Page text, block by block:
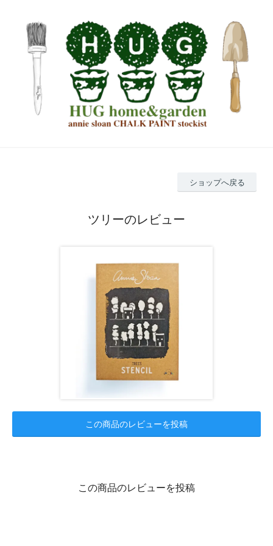
ショップへ戻る
ツリーのレビュー
この商品のレビューを投稿
この商品のレビューを投稿